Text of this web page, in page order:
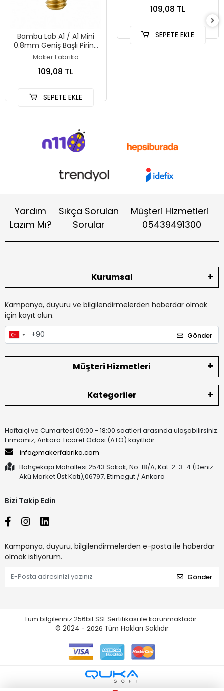
Bambu Lab A1 / A1 Mini
0.8mm Geniş Başlı Pirinç
Nozzle
Maker Fabrika
109,08 TL
SEPETE EKLE
109,08 TL
SEPETE EKLE
Yardım
Lazım Mı?
Sıkça Sorulan
Sorular
Müşteri Hizmetleri
05439491300
Kurumsal
Kampanya, duyuru ve bilgilendirmelerden haberdar olmak
için kayıt olun.
Gönder
Müşteri Hizmetleri
Kategoriler
Haftaiçi ve Cumartesi 09:00 - 18:00 saatleri arasında ulaşabilirsiniz.
Firmamız, Ankara Ticaret Odası (ATO) kayıtlıdır.
info@makerfabrika.com
Bahçekapı Mahallesi 2543.Sokak, No: 18/A, Kat: 2-3-4 (Deniz
Akü Market Üst Katı),06797, Etimegut / Ankara
Bizi Takip Edin
Kampanya, duyuru, bilgilendirmelerden e-posta ile haberdar
olmak istiyorum.
Gönder
Tüm bilgileriniz 256bit SSL Sertifikası ile korunmaktadır.
© 2024 - 2026 Tüm Hakları Saklıdır